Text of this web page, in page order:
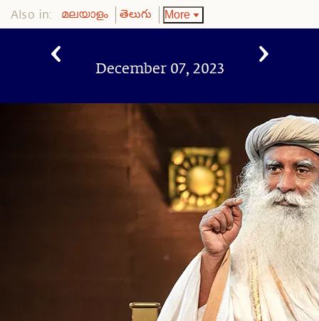
Also in: മലയാളം తెలుగు More
December 07, 2023